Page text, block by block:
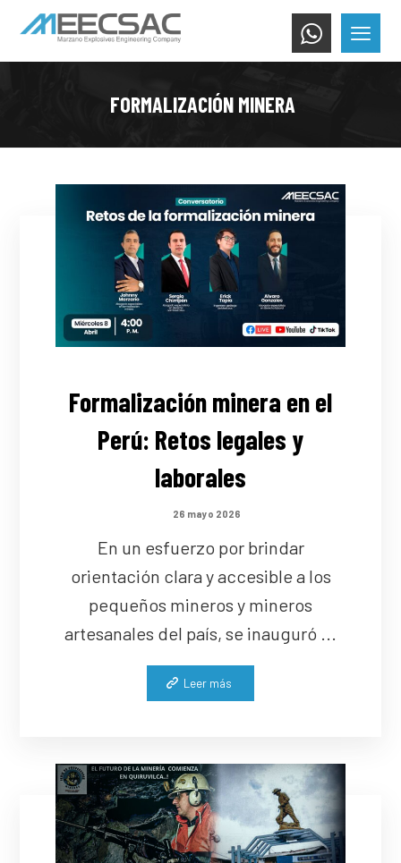
FORMALIZACIÓN MINERA
Formalización minera en el
Perú: Retos legales y
laborales
26 mayo 2026
En un esfuerzo por brindar
orientación clara y accesible a los
pequeños mineros y mineros
artesanales del país, se inauguró ...
Leer más